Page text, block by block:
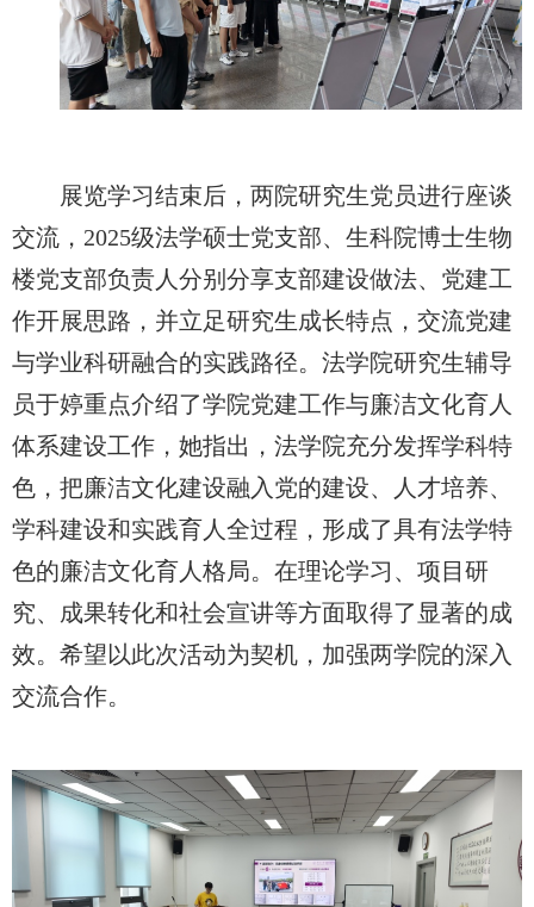
展览学习结束后， 两院研究生党员进行座谈
交流， 2025级法学硕士党支部、 生科院博士生物
楼党支部负责人分别 分享支部建设做法、党建工
作开展思路，并立足研究生成长特点，交流党建
与学业科研融合的实践路径。法学院研究生辅导
员于婷重点介绍了学院党建工作与廉洁文化育人
体系建设工作，她指出 ，法学院充分发挥学科特
色，把廉洁文化建设融入党的建设、人才培养、
学科建设和实践育人全过程，形成了具有法学特
色的廉洁文化育人格局。在理论学习、项目研
究、成果转化和社会宣讲等方面取得了显著的成
效。希望以此次活动为契机，加强两学院的深入
交流合作。